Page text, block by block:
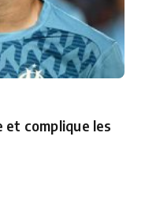
complique les